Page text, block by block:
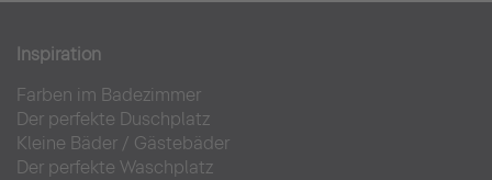
Inspiration
Farben im Badezimmer
Der perfekte Duschplatz
Kleine Bäder / Gästebäder
Der perfekte Waschplatz